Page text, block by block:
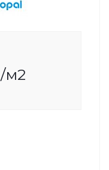
/м2